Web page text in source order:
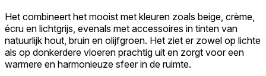
Het combineert het mooist met kleuren zoals beige, crème,
écru en lichtgrijs, evenals met accessoires in tinten van
natuurlijk hout, bruin en olijfgroen. Het ziet er zowel op lichte
als op donkerdere vloeren prachtig uit en zorgt voor een
warmere en harmonieuze sfeer in de ruimte.